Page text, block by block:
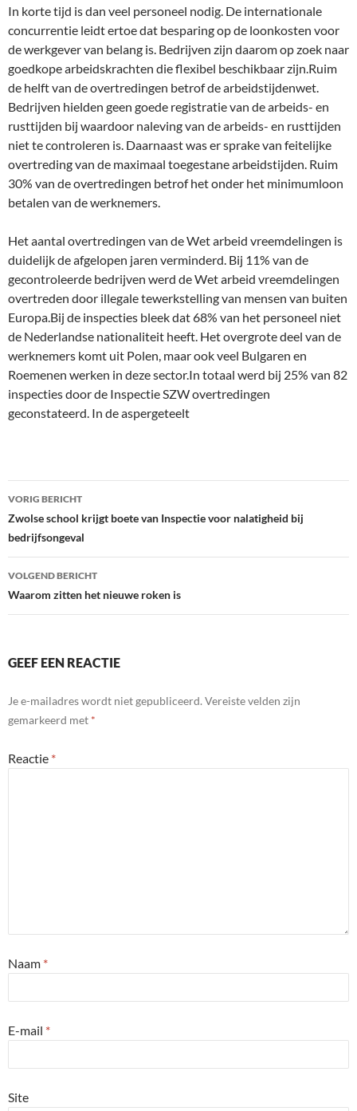
In korte tijd is dan veel personeel nodig. De internationale
concurrentie leidt ertoe dat besparing op de loonkosten voor
de werkgever van belang is. Bedrijven zijn daarom op zoek naar
goedkope arbeidskrachten die flexibel beschikbaar zijn.Ruim
de helft van de overtredingen betrof de arbeidstijdenwet.
Bedrijven hielden geen goede registratie van de arbeids- en
rusttijden bij waardoor naleving van de arbeids- en rusttijden
niet te controleren is. Daarnaast was er sprake van feitelijke
overtreding van de maximaal toegestane arbeidstijden. Ruim
30% van de overtredingen betrof het onder het minimumloon
betalen van de werknemers.
Het aantal overtredingen van de Wet arbeid vreemdelingen is
duidelijk de afgelopen jaren verminderd. Bij 11% van de
gecontroleerde bedrijven werd de Wet arbeid vreemdelingen
overtreden door illegale tewerkstelling van mensen van buiten
Europa.Bij de inspecties bleek dat 68% van het personeel niet
de Nederlandse nationaliteit heeft. Het overgrote deel van de
werknemers komt uit Polen, maar ook veel Bulgaren en
Roemenen werken in deze sector.In totaal werd bij 25% van 82
inspecties door de Inspectie SZW overtredingen
geconstateerd. In de aspergeteelt
Bericht
navigatie
VORIG BERICHT
Zwolse school krijgt boete van Inspectie voor nalatigheid bij
bedrijfsongeval
VOLGEND BERICHT
Waarom zitten het nieuwe roken is
GEEF EEN REACTIE
Je e-mailadres wordt niet gepubliceerd. Vereiste velden zijn
gemarkeerd met *
Reactie *
Naam *
E-mail *
Site